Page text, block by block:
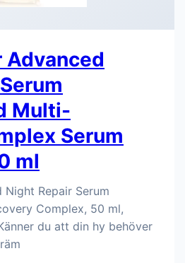
Advanced
Multi-
Serum
ml
Night Repair Serum
Complex, 50 ml,
du att din hy behöver